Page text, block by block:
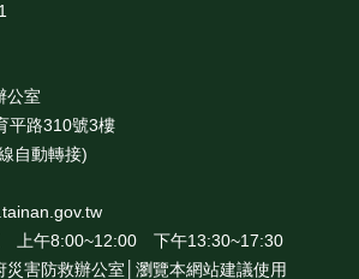
公室
平路310號3樓
自動轉接)
上午8:00~12:00 下午13:30~17:30
災害防救辦公室│瀏覽本網站建議使用